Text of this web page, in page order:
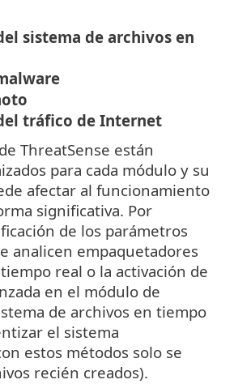
sistema de archivos en
tráfico de Internet
ThreatSense están
para cada módulo y su
afectar al funcionamiento
significativa. Por
de los parámetros
analicen empaquetadores
real o la activación de
en el módulo de
de archivos en tiempo
el sistema
estos métodos solo se
recién creados).